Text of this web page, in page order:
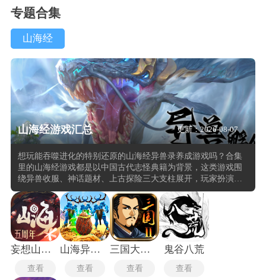
专题合集
山海经
山海经游戏汇总 更新：2026-08-07
想玩能吞噬进化的特别还原的山海经异兽录养成游戏吗？合集
里的山海经游戏都是以中国古代志怪典籍为背景，这类游戏围
绕异兽收服、神话题材、上古探险三大支柱展开，玩家扮演驭
兽师在基于原著描述构建的奇幻大陆上探索。内置数百种奇珍
异兽，从只有一只脚的毕方到九头相柳，每种怪物附带独立模
型与技能动画。玩法通常采用回合制战斗或即时对战，玩家通
过投喂、对战或完成契约任务将野怪收为己用。部分山海经游
戏下载后加入吞噬进化或血脉融合系统，两只低阶异兽可合成
为稀有高阶品种。开放世界地图还原青丘、昆仑、归墟等原著
地名，场景中散布解密机关与随机事件。
妄想山海手游
查看
山海异兽吞噬模拟器最新版
查看
三国大时代2
查看
鬼谷八荒
查看